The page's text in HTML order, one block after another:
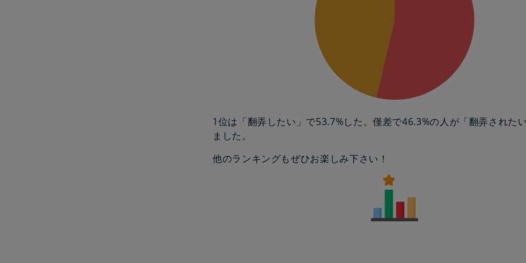
1位は「翻弄したい」で53.7%した。僅差で46.3%の人が「翻弄された
ました。
他のランキングもぜひお楽しみ下さい！